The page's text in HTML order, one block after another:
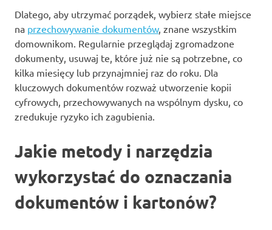
Dlatego, aby utrzymać porządek, wybierz stałe miejsce
na przechowywanie dokumentów, znane wszystkim
domownikom. Regularnie przeglądaj zgromadzone
dokumenty, usuwaj te, które już nie są potrzebne, co
kilka miesięcy lub przynajmniej raz do roku. Dla
kluczowych dokumentów rozważ utworzenie kopii
cyfrowych, przechowywanych na wspólnym dysku, co
zredukuje ryzyko ich zagubienia.
Jakie metody i narzędzia
wykorzystać do oznaczania
dokumentów i kartonów?